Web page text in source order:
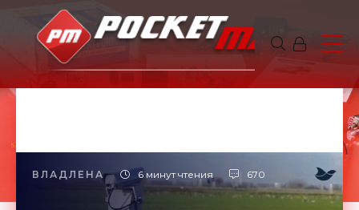
ВЛАДЛЕНА 6 минут чтения 670